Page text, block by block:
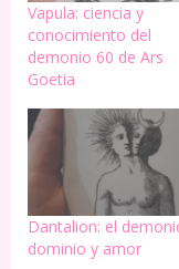
Vapula: ciencia y
conocimiento del
demonio 60 de Ars
Goetia
Dantalion: el
dominio y amor